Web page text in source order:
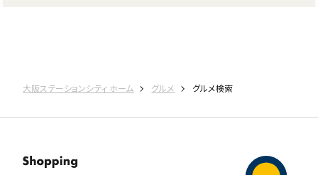
大阪ステーションシティ ホーム グルメ グルメ検索